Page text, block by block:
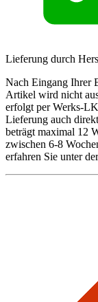
Lieferung durch
Nach Eingang Ihrer
Artikel wird nicht
erfolgt per Werks-
Lieferung auch
beträgt maximal 12
zwischen 6-8
erfahren Sie unter